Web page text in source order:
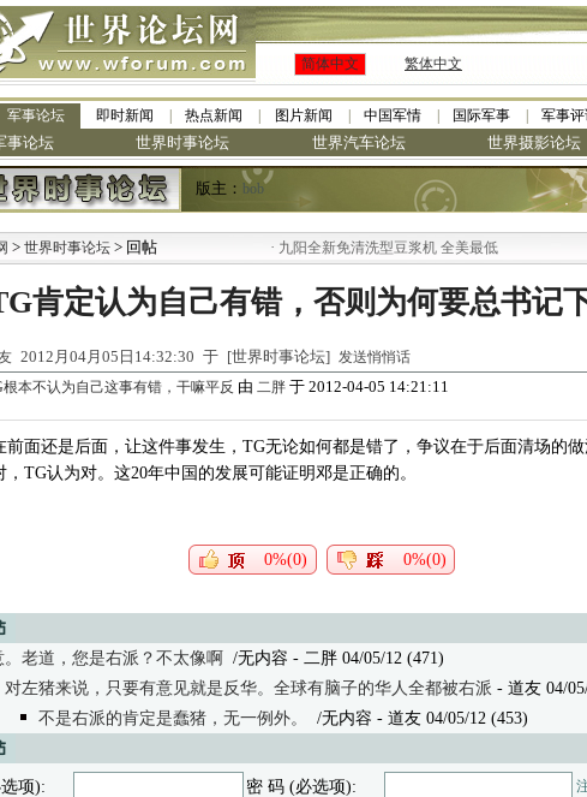
简体中文 繁体中文
军事论坛 即时新闻 热点新闻 图片新闻 中国军情 国际军事 军事
事论坛 世界时事论坛 世界汽车论坛 世界摄影论坛
版主： bob
> 世界时事论坛 > 回帖 九阳全新免清洗型豆浆机 全美最低
肯定认为自己有错，否则为何要总书记
2012月04月05日14:32:30 于 [世界时事论坛] 发送悄悄话
根本不认为自己这事有错，干嘛平反 由 二胖 于 2012-04-05 14:21:11
前面还是后面，让这件事发生，TG无论如何都是错了，争议在于后面清场的
，TG认为对。这20年中国的发展可能证明邓是正确的。
0%(0) 0%(0)
。老道，您是右派？不太像啊
/无内容 - 二胖 04/05/12 (471)
对左猪来说，只要有意见就是反华。全球有脑子的华人全都被右派 - 道友 04/
不是右派的肯定是蠢猪，无一例外。
/无内容 - 道友 04/05/12 (453)
项): 密 码 (必选项):